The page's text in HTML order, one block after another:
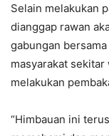
Selain melakukan
dianggap rawan
gabungan
masyarakat sekitar
melakukan
“Himbauan ini